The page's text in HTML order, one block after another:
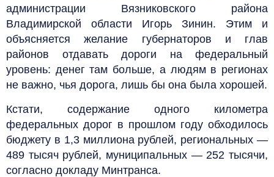
администрации Вязниковского района
Владимирской области Игорь Зинин. Этим и
объясняется желание губернаторов и глав
районов отдавать дороги на федеральный
уровень: денег там больше, а людям в регионах
не важно, чья дорога, лишь бы она была хорошей.
Кстати, содержание одного километра
федеральных дорог в прошлом году обходилось
бюджету в 1,3 миллиона рублей, региональных —
489 тысяч рублей, муниципальных — 252 тысячи,
согласно докладу Минтранса.